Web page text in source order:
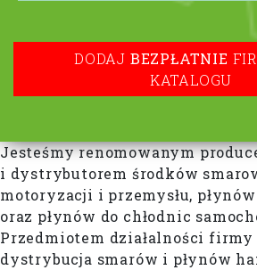
DODAJ BEZPŁATNIE
KATALOGU
Jesteśmy renomowanym
i dystrybutorem środków
motoryzacji i przemysłu,
oraz płynów do chłodnic
Przedmiotem działalności
dystrybucja smarów i płynów